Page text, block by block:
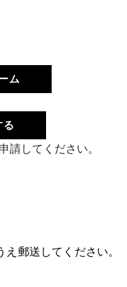
ム
る
請してください。
郵送してください。